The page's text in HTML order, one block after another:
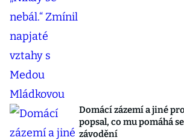
Domácí zázemí a jiné
popsal, co mu pomáhá
závodění